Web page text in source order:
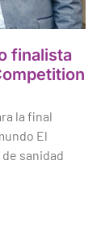
finalista
la final
El
sanidad